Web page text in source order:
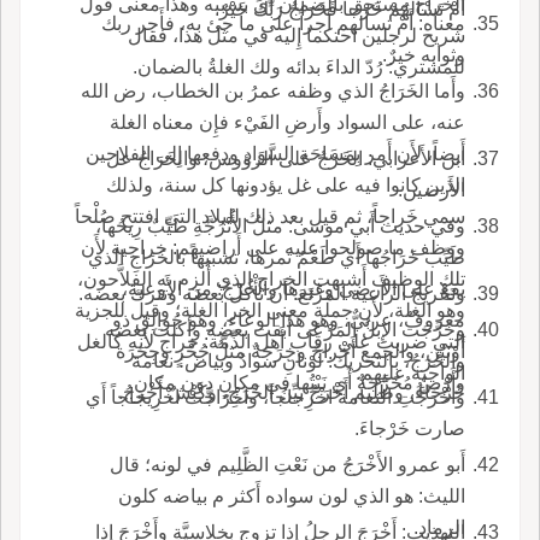
شريح لرجلين احتكما إِليه في مثل هذا، فقال
للمشتري: رُدّ الداءَ بدائه ولك الغلةُ بالضمان.
أَمْ تَسْأَلُهُمْ خَرْجاً فَخَرَاجُ رَبِّكَ خَيْرٌ.
معناه: أَمْ تسأَلهم أَجراً على ما جئ به، فأَجر ربك
وثوابه خيرٌ.
وأَما الخَرَاجُ الذي وظفه عمرُ بن الخطاب، رض الله
عنه، على السواد وأَرضِ الفَيْء فإِن معناه الغلة
أَيضاً، لأَن أَمر بِمَسَاحَةِ السَّوَادِ ودفعها إِلى الفلاحين
الذين كانوا فيه على غل يؤدونها كل سنة، ولذلك
سمي خَراجاً، ثم قيل بعد ذلك للبلاد التي افتتح صُلْحاً
ووظف ما صولحوا عليه على أَراضيهم: خراجية لأَن
تلك الوظيف أَشبهت الخراج الذي أُلزم به الفلاَّحون،
وهو الغلة، لأَن جملة معنى الخرا الغلة؛ وقيل للجزية
التي ضربت على رقاب أَهل الذِّمَّة: خراج لأَنه كالغل
الواجبة عليهم.
ابن الأَعرابي: الخَرْجُ على الرؤوس، والخَرَاجُ عل
الأَرضين.
وفي حديث أَبي موسى: مثلُ الأُتْرُجَّةِ طَيِّبٌ رِيحُها،
طَيِّب خَرَاجُها أَي طَعْمُ ثمرها، تشبيهاً بالخَرَاجِ الذي
يقع على الأَرضي وغيرها والخُرْجُ: من الأَوعية،
معروفٌ، عربيٌّ، وهو هذا الوعاء، وهو جُوالِق ذو
أَوْنَيْنِ، والجمع أَخْراجٌ وخِرَجَةٌ مثلُ جُحْرٍ وجِحَرَة
وأَرْضٌ مُخَرَّجَةٌ أَي نَبْتُها في مكانٍ دون مكانٍ.
وتَخْريج الراعية المَرْتَعَ: أَن تأْكل بعضَه وتترك بعضه.
وخَرَّجَت الإِبلُ المَرْعَى أَبقت بعضه وأَكلت بعضه
والخَرَجُ، بالتحريك: لَوْنانِ سوادٌ وبياض؛ نعامة
خَرْجَاءُ، وظَلِيم أَخْرَجُ بَيِّنُ الخَرَجِ، وكَبْشٌ أَخْرَجُ.
واخْرَجَّتِ النعامة اخْرِجاجاً، واخْرَاجَّتْ اخْرِيجاجاً أَي
صارت خَرْجاءَ.
أَبو عمرو الأَخْرَجُ من نَعْتِ الظَّلِيم في لونه؛ قال
الليث: هو الذي لون سواده أَكثر م بياضه كلون
الرماد.
التهذيب: أَخْرَجَ الرجلُ إِذا تزوج بِخِلاسِيَّةٍ وأَخْرَجَ إِذا